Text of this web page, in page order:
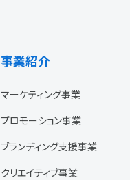
事業紹介
マーケティング事業
プロモーション事業
ブランディング支援事業
クリエイティブ事業